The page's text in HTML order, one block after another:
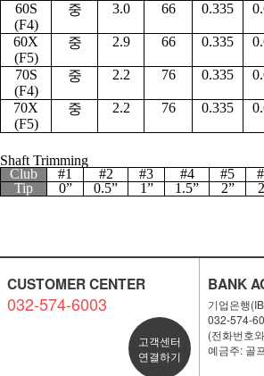
60S
(F4)
중 3.0 66 0.335
60X
(F5)
중 2.9 66 0.335
70S
(F4)
중 2.2 76 0.335
70X
(F5)
중 2.2 76 0.335
Shaft Trimming
Club
#1 #2 #3 #4 #5
Tip
0” 0.5” 1” 1.5” 2”
CUSTOMER CENTER
032-574-6003
고객센터
연결하기
BANK
기업은행
032-574-
(전화번호
예금주: 골